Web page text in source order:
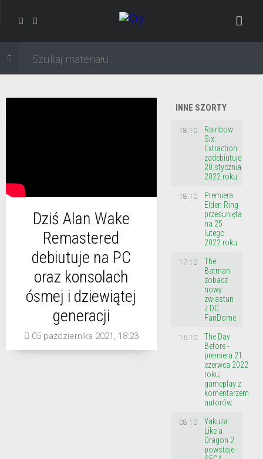
Dziś Alan Wake
Remastered
debiutuje na PC
oraz konsolach
ósmej i dziewiątej
generacji
05 października 2021, 18:23
INNE SZORTY
18.10
Rainbow
Six:
Extraction
zadebiutuje
20 stycznia
2022 roku
18.10
Premiera
Elden Ring
przesunięta
na 25
lutego
2022 roku
17.10
The
Batman -
zobacz
nowy
zwiastun
z DC
FanDome
16.10
The Day
Before -
premiera 21
czerwca 2022
roku;
gameplay z
komentarzem
autorów
08.10
Yakuza:
Like a
Dragon 2
powstaje -